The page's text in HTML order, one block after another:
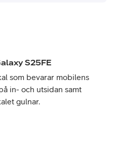
S25FE
som bevarar mobilens
in- och utsidan samt
gulnar.